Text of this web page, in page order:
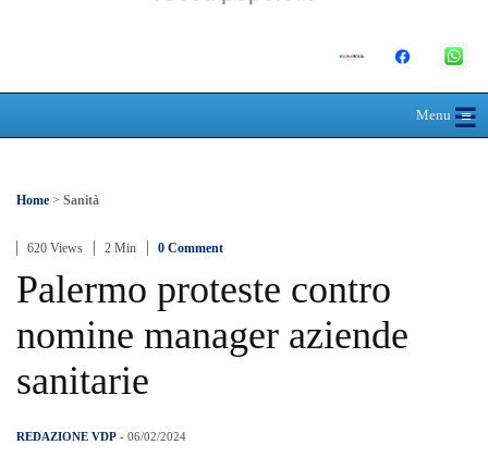
Menu≡
☰
Home > Sanità
620 Views 2 Min 0 Comment
Palermo proteste contro
nomine manager aziende
sanitarie
REDAZIONE VDP - 06/02/2024